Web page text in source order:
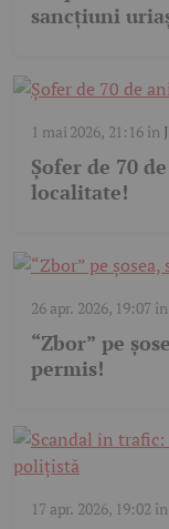
sancțiuni
1 mai 2026, 21:16în
Șofer de 70
localitate!
26 apr. 2026, 19:07în
“Zbor” pe
permis!
17 apr. 2026, 19:02 în